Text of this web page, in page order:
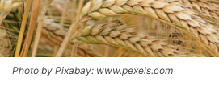
Photo by Pixabay: www.pexels.com